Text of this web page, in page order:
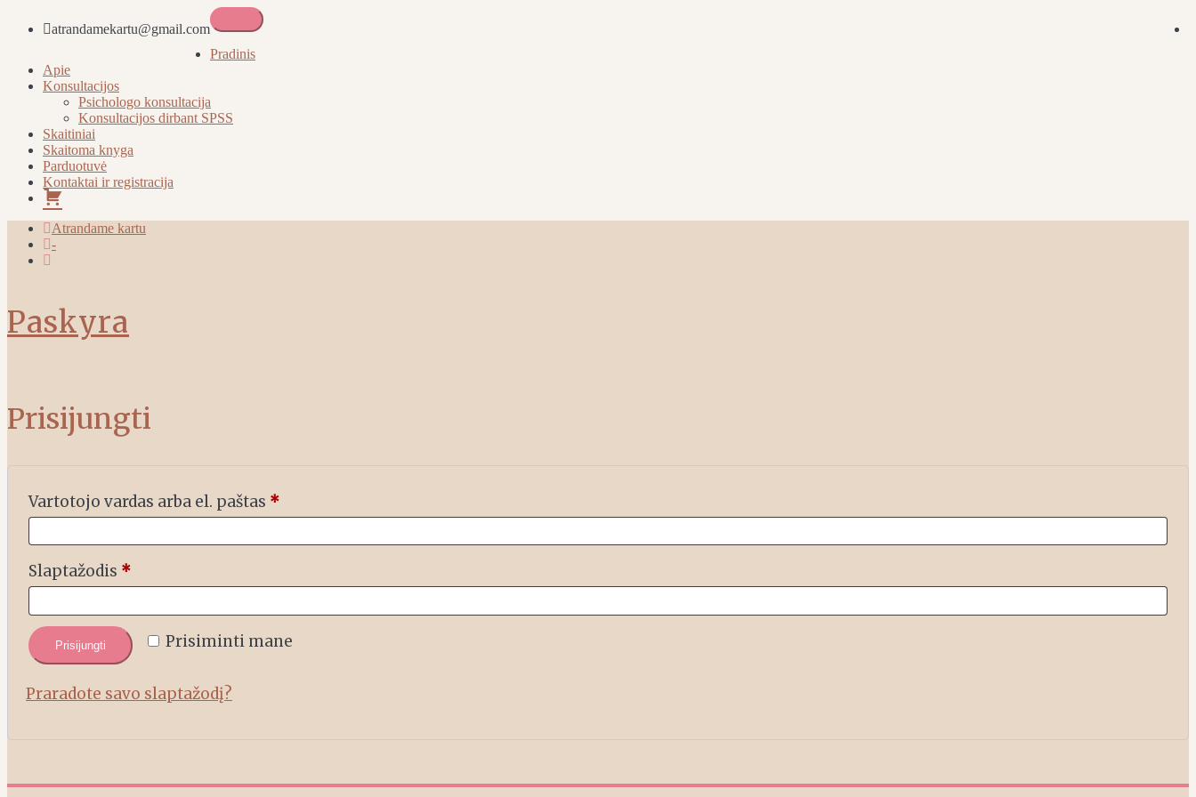
atrandamekartu@gmail.com
Atrandame kartu
Pradinis
Apie
Konsultacijos
Psichologo konsultacija
Konsultacijos dirbant SPSS
Skaitiniai
Skaitoma knyga
Parduotuvė
Kontaktai ir registracija
Pirkinių
krepšelis
Atrandame kartu
-
Paskyra
Prisijungti
Vartotojo vardas arba el. paštas *Privalomas
Slaptažodis *Privalomas
Prisiminti mane
Prisijungti
Praradote savo slaptažodį?